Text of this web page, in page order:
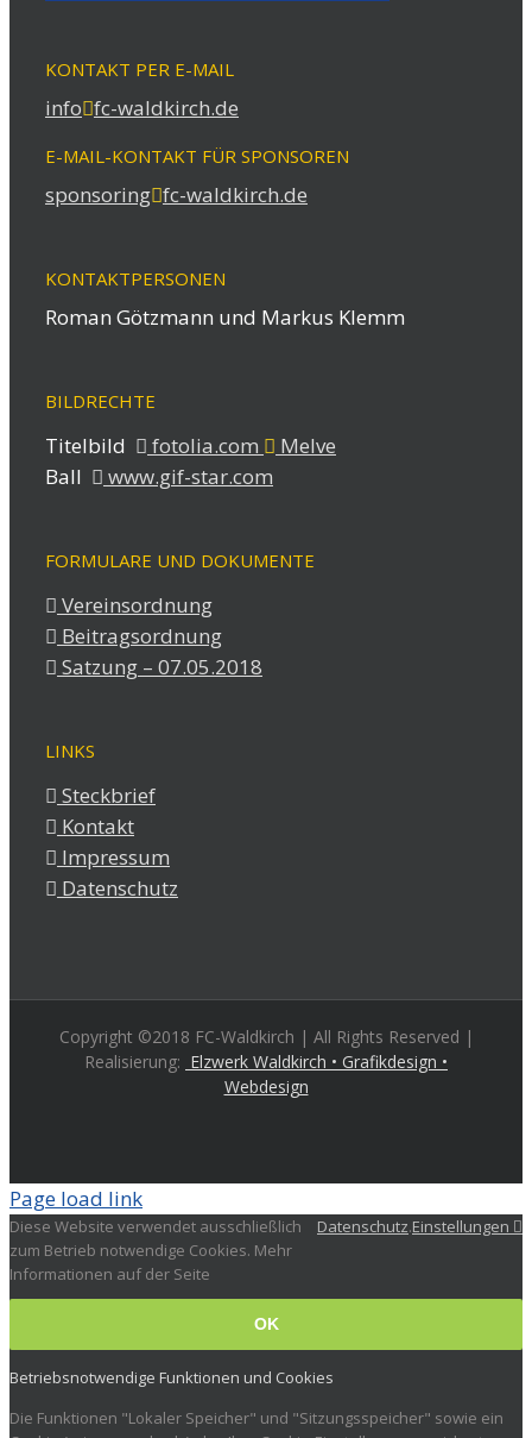
KONTAKT PER E-MAIL
info fc-waldkirch.de
E-MAIL-KONTAKT FÜR SPONSOREN
sponsoring fc-waldkirch.de
KONTAKTPERSONEN
Roman Götzmann und Markus Klemm
BILDRECHTE
Titelbild fotolia.com
Melve
Ball
www.gif-star.com
FORMULARE UND DOKUMENTE
Vereinsordnung
Beitragsordnung
Satzung – 07.05.2018
LINKS
Steckbrief
Kontakt
Impressum
Datenschutz
Copyright ©2018 FC-Waldkirch | All Rights Reserved |
Realisierung: Elzwerk Waldkirch • Grafikdesign •
Webdesign
Page load link
Diese Website verwendet ausschließlich
zum Betrieb notwendige Cookies. Mehr
Informationen auf der Seite
Datenschutz.Einstellungen
OK
Betriebsnotwendige Funktionen und Cookies
Die Funktionen "Lokaler Speicher" und "Sitzungsspeicher" sowie ein